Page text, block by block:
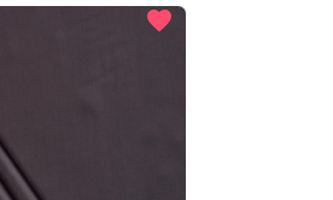
favorite